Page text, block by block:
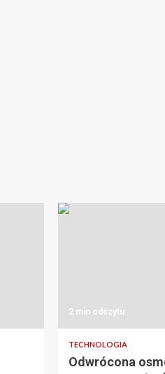
2 min odczytu
TECHNOLOGIA
Odwrócona